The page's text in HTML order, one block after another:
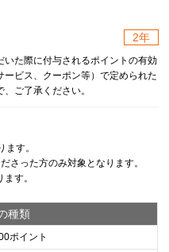
2年
いた際に付与されるポイントの有効
ビス、クーポン等）で定められた
ご了承ください。
ます。
さった方のみ対象となります。
す。
種類
ポイント